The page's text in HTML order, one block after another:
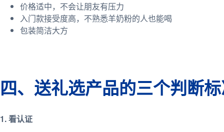
价格适中，不会让朋友有压力
入门款接受度高，不熟悉羊奶粉的人也能喝
包装简洁大方
四、送礼选产品的三个判断
1. 看认证